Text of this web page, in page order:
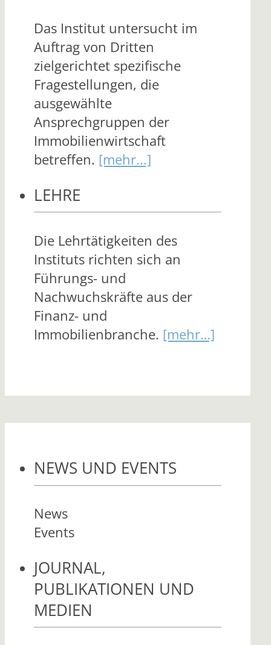
Das Institut untersucht im
Auftrag von Dritten
zielgerichtet spezifische
Fragestellungen, die
ausgewählte
Ansprechgruppen der
Immobilienwirtschaft
betreffen. [mehr...]
LEHRE
Die Lehrtätigkeiten des
Instituts richten sich an
Führungs- und
Nachwuchskräfte aus der
Finanz- und
Immobilienbranche. [mehr…]
NEWS UND EVENTS
News
Events
JOURNAL,
PUBLIKATIONEN UND
MEDIEN